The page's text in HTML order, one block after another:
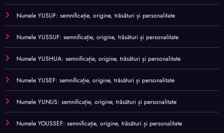
Numele YUSUF: semnificație, origine, trăsături și personalitate
Numele YUSSUF: semnificație, origine, trăsături și personalitate
Numele YUSHUA: semnificație, origine, trăsături și personalitate
Numele YUSEF: semnificație, origine, trăsături și personalitate
Numele YUNUS: semnificație, origine, trăsături și personalitate
Numele YOUSSEF: semnificație, origine, trăsături și personalitate